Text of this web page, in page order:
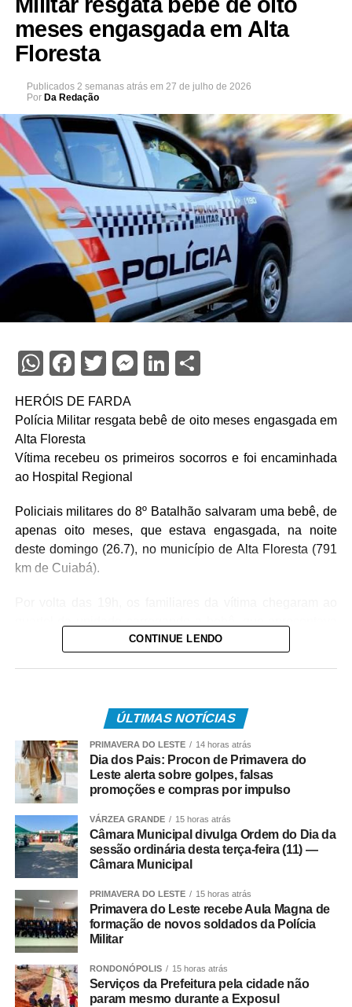
meses engasgada em Alta
Floresta
Publicados 2 semanas atrás em 27 de julho de 2026
Por Da Redação
WhatsApp
Facebook
TwitterMessenger
LinkedIn
HERÓIS DE FARDA
Polícia Militar resgata bebê de oito meses engasgada em
Alta Floresta
Vítima recebeu os primeiros socorros e foi encaminhada
ao Hospital Regional
Policiais militares do 8º Batalhão salvaram uma bebê, de
apenas oito meses, que estava engasgada, na noite
deste domingo (26.7), no município de Alta Floresta (791
km de Cuiabá).
um quadro de obstrução das vias aéreas com leite
Após o atendimento inicial, o bebê foi levado ao Hospital
Regional, acompanhado da mãe, onde permaneceu sob
os cuidados da equipe médica. A bebê foi atendida pela
pediatra de plantão, que deu continuidade às avaliações
e aos procedimentos necessários.
COMENTE ABAIXO:
WhatsApp
Facebook
Twitter
Messenger
LinkedIn
Share
CONTINUE LENDO
ÚLTIMAS NOTÍCIAS
PRIMAVERA DO LESTE 14 horas atrás
Dia dos Pais: Procon de Primavera do
Leste alerta sobre golpes, falsas
promoções e compras por impulso
VÁRZEA GRANDE 15 horas atrás
Câmara Municipal divulga Ordem do Dia da
sessão ordinária desta terça-feira (11) —
Câmara Municipal
PRIMAVERA DO LESTE 15 horas atrás
Primavera do Leste recebe Aula Magna de
formação de novos soldados da Polícia
Militar
RONDONÓPOLIS 15 horas atrás
Serviços da Prefeitura pela cidade não
param mesmo durante a Exposul